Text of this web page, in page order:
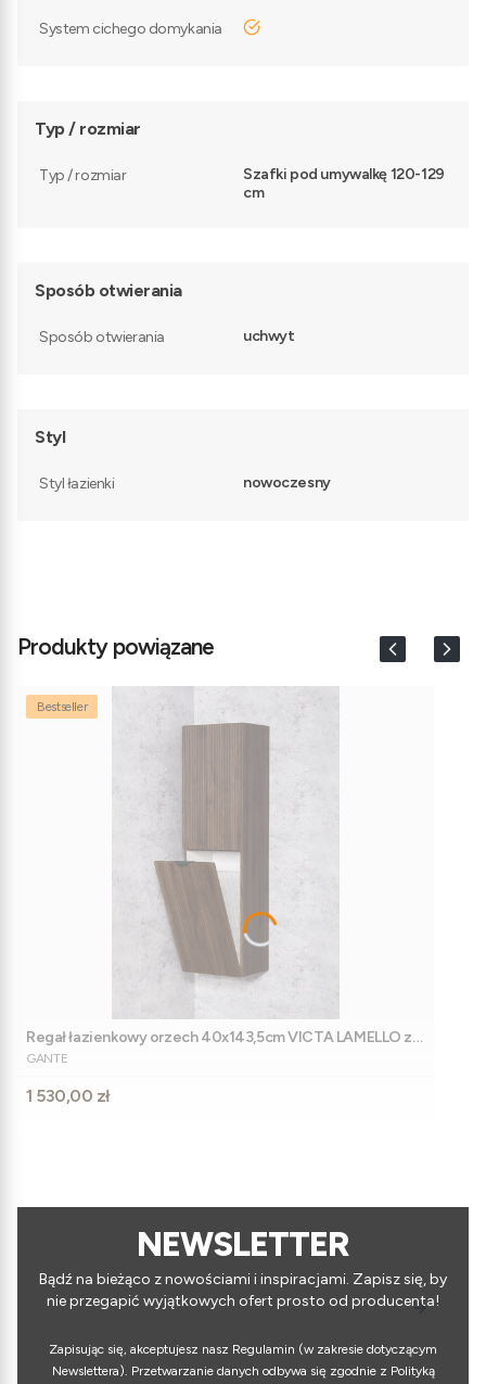
System cichego domykania tak
Typ / rozmiar
Typ / rozmiar
Szafki pod umywalkę 120-129
cm
Sposób otwierania
Sposób otwierania uchwyt
Styl
Styl łazienki nowoczesny
Produkty powiązane
Bestseller
Regał łazienkowy orzech 40x143,5cm VICTA LAMELLO z
koszem
PRODUCENT
GANTE
Cena
1 530,00 zł
NEWSLETTER
Bądź na bieżąco z nowościami i inspiracjami. Zapisz się, by
nie przegapić wyjątkowych ofert prosto od producenta!
Zapisując się, akceptujesz nasz Regulamin (w zakresie dotyczącym
Newslettera). Przetwarzanie danych odbywa się zgodnie z Polityką